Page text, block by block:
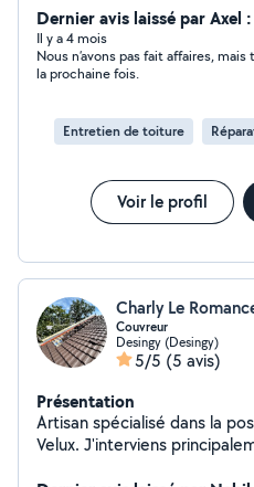
Dernier avis laissé par Axel
Il y a 4 mois
Nous n’avons pas fait affaires,
la prochaine fois.
Entretien de toiture
Voir le profil
Charly Le
Couvreur
Desingy (Desingy)
5/5 (5 avis)
Présentation
Artisan spécialisé dans la
Velux. J'interviens